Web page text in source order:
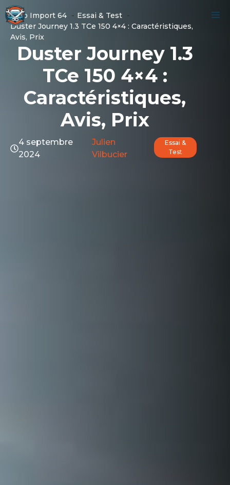
Aller
au
contenu
Auto Import 64
Essai & Test
Duster Journey 1.3 TCe 150 4×4 : Caractéristiques,
Avis, Prix
Duster Journey 1.3
TCe 150 4×4 :
Caractéristiques,
Avis, Prix
4 septembre
2024
Julien
Vilbucier
Essai &
Test